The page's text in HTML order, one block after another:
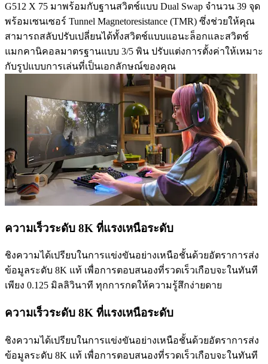
G512 X 75 มาพร้อมกับฐานสวิตช์แบบ Dual Swap จำนวน 39 จุด
พร้อมเซนเซอร์ Tunnel Magnetoresistance (TMR) ซึ่งช่วยให้คุณ
สามารถสลับปรับเปลี่ยนได้ทั้งสวิตช์แบบแอนะล็อกและสวิตช์
แมกคานิคอลมาตรฐานแบบ 3/5 พิน ปรับแต่งการตั้งค่าให้เหมาะ
กับรูปแบบการเล่นที่เป็นเอกลักษณ์ของคุณ
ความเร็วระดับ 8K ที่แรงเหนือระดับ
ชิงความได้เปรียบในการแข่งขันอย่างเหนือชั้นด้วยอัตราการส่ง
ข้อมูลระดับ 8K แท้ เพื่อการตอบสนองที่รวดเร็วเกือบจะในทันที
เพียง 0.125 มิลลิวินาที ทุกการกดให้ความรู้สึกง่ายดาย
ความเร็วระดับ 8K ที่แรงเหนือระดับ
ชิงความได้เปรียบในการแข่งขันอย่างเหนือชั้นด้วยอัตราการส่ง
ข้อมูลระดับ 8K แท้ เพื่อการตอบสนองที่รวดเร็วเกือบจะในทันที